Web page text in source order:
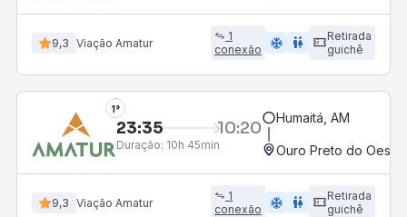
9,3 Viação Amatur
1
conexão
ac_unit wc
Retirada
guichê
1°
23:35 10:20
Duração: 10h 45min
Humaitá, AM
Ouro Preto do
9,3 Viação Amatur
1
conexão
ac_unit wc
Retirada
guichê